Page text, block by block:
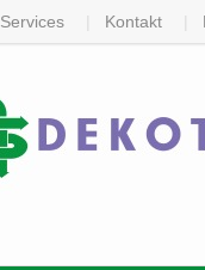
Services Kontakt